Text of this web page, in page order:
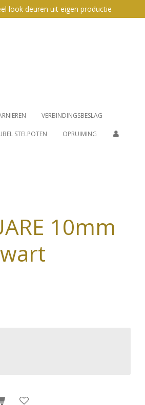
look deuren uit eigen productie
VERBINDINGSBESLAG
STELPOTEN OPRUIMING
10mm